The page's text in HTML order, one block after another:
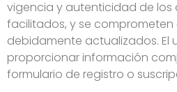
vigencia y autenticidad de los
facilitados, y se comprometen
debidamente actualizados. El
proporcionar información
formulario de registro o